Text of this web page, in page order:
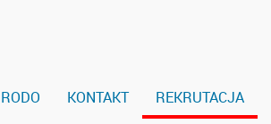
RODO KONTAKT REKRUTACJA